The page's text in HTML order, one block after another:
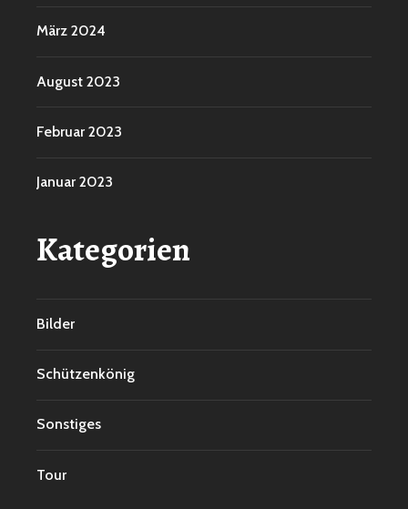
März 2024
August 2023
Februar 2023
Januar 2023
Kategorien
Bilder
Schützenkönig
Sonstiges
Tour